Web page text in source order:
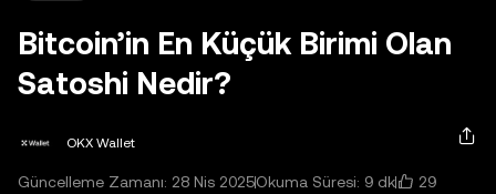
Bitcoin’in En Küçük Birimi Olan
Satoshi Nedir?
OKX Wallet
Güncelleme Zamanı: 28 Nis 2025Okuma Süresi: 9 dk 29